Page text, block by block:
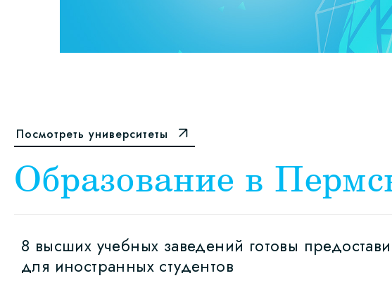
Посмотреть университеты
Образование в
8 высших учебных заведений готовы
для иностранных студентов